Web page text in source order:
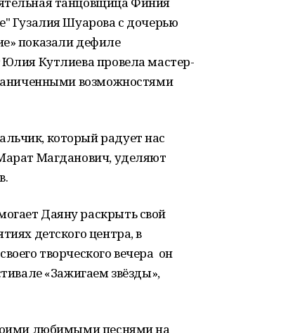
Гузалия Шуарова с дочерью
показали дефиле
Кутлиева провела мастер-
возможностями
который радует нас
Магданович, уделяют
Даяну раскрыть свой
детского центра, в
творческого вечера он
«Зажигаем звёзды»,
любимыми песнями на